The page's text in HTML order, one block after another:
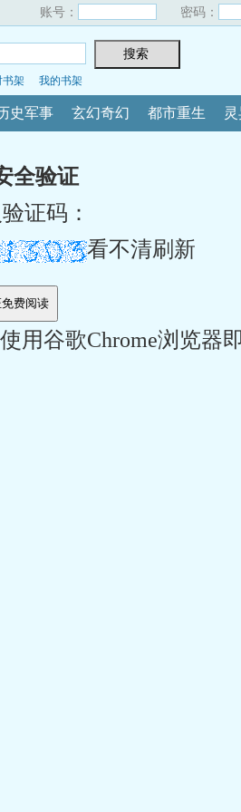
账号： 密码：
书架 我的书架
史军事 玄幻奇幻 都市重生
全验证
证码：
看不清刷新
用谷歌Chrome浏览器即